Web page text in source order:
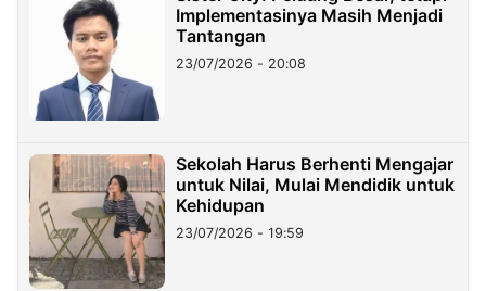
Implementasinya Masih Menjadi
Tantangan
23/07/2026 - 20:08
Sekolah Harus Berhenti Mengajar
untuk Nilai, Mulai Mendidik untuk
Kehidupan
23/07/2026 - 19:59